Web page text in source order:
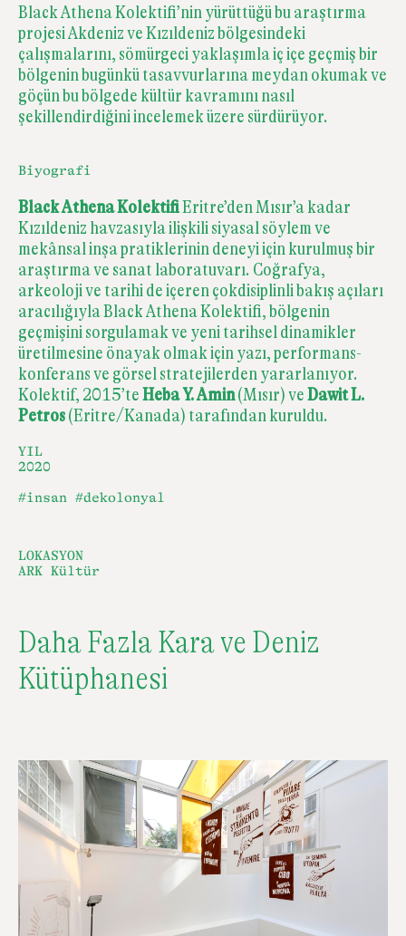
Black Athena Kolektifi’nin yürüttüğü bu araştırma
projesi Akdeniz ve Kızıldeniz bölgesindeki
çalışmalarını, sömürgeci yaklaşımla iç içe geçmiş bir
bölgenin bugünkü tasavvurlarına meydan okumak ve
göçün bu bölgede kültür kavramını nasıl
şekillendirdiğini incelemek üzere sürdürüyor.
Biyografi
Black Athena KolektifiEritre’den Mısır’a kadar
Kızıldeniz havzasıyla ilişkili siyasal söylem ve
mekânsal inşa pratiklerinin deneyi için kurulmuş bir
araştırma ve sanat laboratuvarı. Coğrafya,
arkeoloji ve tarihi de içeren çokdisiplinli bakış açıları
aracılığıyla Black Athena Kolektifi, bölgenin
geçmişini sorgulamak ve yeni tarihsel dinamikler
üretilmesine önayak olmak için yazı, performans-
konferans ve görsel stratejilerden yararlanıyor.
Kolektif, 2015’teHeba Y. Amin(Mısır) veDawit L.
Petros(Eritre/Kanada) tarafından kuruldu.
YIL
2020
#insan #dekolonyal
LOKASYON
ARK Kültür
Daha Fazla Kara ve Deniz
Kütüphanesi